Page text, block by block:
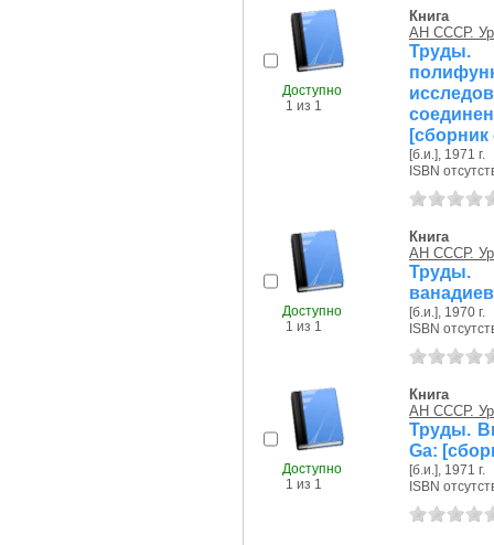
Доступно
1 из 1
Книга
АН СССР.
[сборник
[б.и.], 1971 г.
ISBN
Доступно
1 из 1
Книга
АН СССР.
Труды.
[б.и.], 1970 г.
ISBN
Доступно
1 из 1
Книга
АН СССР.
Труды.
Ga:
[б.и.], 1971 г.
ISBN